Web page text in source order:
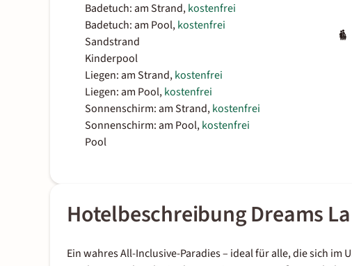
Badetuch: am Strand,kostenfrei
Badetuch: am Pool,kostenfrei
Sandstrand
Kinderpool
Liegen: am Strand,kostenfrei
Liegen: am Pool,kostenfrei
Sonnenschirm: am Strand,kostenfrei
Sonnenschirm: am Pool,kostenfrei
Pool
Hotelbeschreibung Dreams
Ein wahres All-Inclusive-Paradies – ideal für alle, die sich im